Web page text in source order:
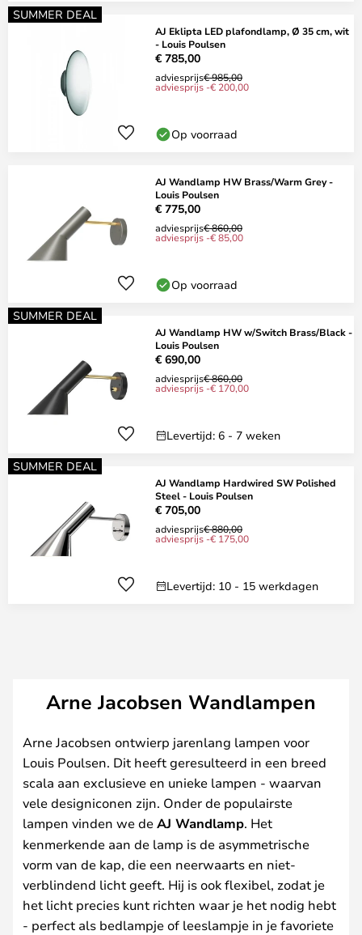
SUMMER DEAL
AJ Eklipta LED plafondlamp, Ø 35 cm, wit
- Louis Poulsen
€ 785,00
adviesprijs€ 985,00
adviesprijs -€ 200,00
Op voorraad
AJ Wandlamp HW Brass/Warm Grey -
Louis Poulsen
€ 775,00
adviesprijs€ 860,00
adviesprijs -€ 85,00
Op voorraad
SUMMER DEAL
AJ Wandlamp HW w/Switch Brass/Black -
Louis Poulsen
€ 690,00
adviesprijs€ 860,00
adviesprijs -€ 170,00
Levertijd: 6 - 7 weken
SUMMER DEAL
AJ Wandlamp Hardwired SW Polished
Steel - Louis Poulsen
€ 705,00
adviesprijs€ 880,00
adviesprijs -€ 175,00
Levertijd: 10 - 15 werkdagen
Arne Jacobsen Wandlampen
Arne Jacobsen ontwierp jarenlang lampen voor
Louis Poulsen. Dit heeft geresulteerd in een breed
scala aan exclusieve en unieke lampen - waarvan
vele designiconen zijn. Onder de populairste
lampen vinden we deAJ Wandlamp. Het
kenmerkende aan de lamp is de asymmetrische
vorm van de kap, die een neerwaarts en niet-
verblindend licht geeft. Hij is ook flexibel, zodat je
het licht precies kunt richten waar je het nodig hebt
- perfect als bedlampje of leeslampje in je favoriete